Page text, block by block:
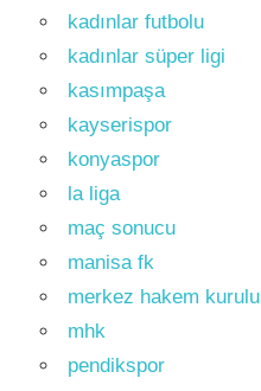
kadınlar futbolu
kadınlar süper ligi
kasımpaşa
kayserispor
konyaspor
la liga
maç sonucu
manisa fk
merkez hakem kurulu
mhk
pendikspor